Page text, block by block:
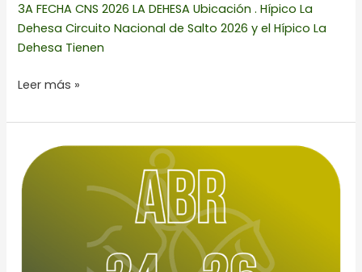
3A FECHA CNS 2026 LA DEHESA Ubicación . Hípico La
Dehesa Circuito Nacional de Salto 2026 y el Hípico La
Dehesa Tienen
Leer más »
&
CONCURSO